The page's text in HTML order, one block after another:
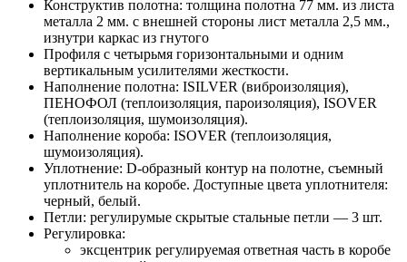
Конструктив полотна: толщина полотна 77 мм. из листа
металла 2 мм. с внешней стороны лист металла 2,5 мм.,
изнутри каркас из гнутого
Профиля с четырьмя горизонтальными и одним
вертикальным усилителями жесткости.
Наполнение полотна: ISILVER (виброизоляция),
ПЕНОФОЛ (теплоизоляция, пароизоляция), ISOVER
(теплоизоляция, шумоизоляция).
Наполнение короба: ISOVER (теплоизоляция,
шумоизоляция).
Уплотнение: D-образный контур на полотне, съемный
уплотнитель на коробе. Доступные цвета уплотнителя:
черный, белый.
Петли: регулирумые скрытые стальные петли — 3 шт.
Регулировка:
эксцентрик регулируемая ответная часть в коробе